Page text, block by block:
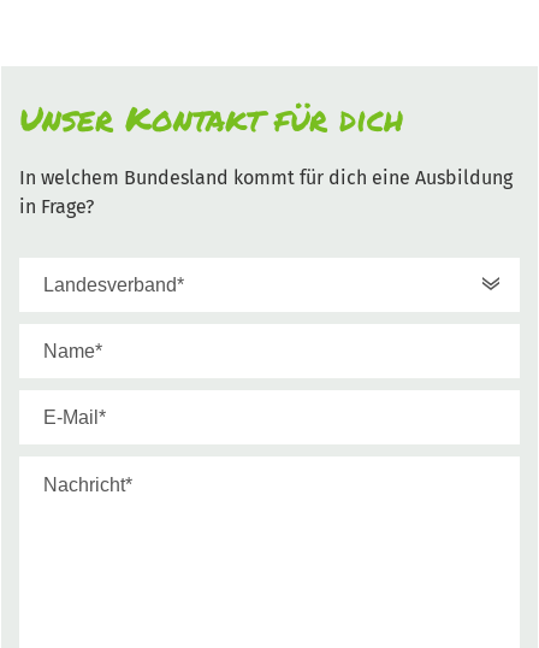
Unser Kontakt für dich
In welchem Bundesland kommt für dich eine Ausbildung
in Frage?